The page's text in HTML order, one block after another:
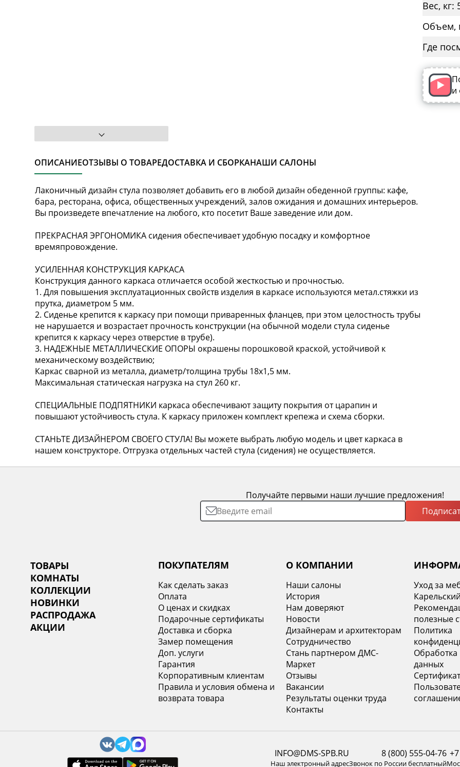
ОПИСАНИЕОТЗЫВЫ О ТОВАРЕДОСТАВКА И СБОРКАНАШИ САЛОНЫ
Лаконичный дизайн стула позволяет добавить его в любой дизайн обеденной группы: кафе,
бара, ресторана, офиса, общественных учреждений, залов ожидания и домашних интерьеров.
Вы произведете впечатление на любого, кто посетит Ваше заведение или дом.
ПРЕКРАСНАЯ ЭРГОНОМИКА сидения обеспечивает удобную посадку и комфортное
времяпровождение.
УСИЛЕННАЯ КОНСТРУКЦИЯ КАРКАСА
Конструкция данного каркаса отличается особой жесткостью и прочностью.
1. Для повышения эксплуатационных свойств изделия в каркасе используются метал.стяжки из
прутка, диаметром 5 мм.
2. Сиденье крепится к каркасу при помощи приваренных фланцев, при этом целостность трубы
не нарушается и возрастает прочность конструкции (на обычной модели стула сиденье
крепится к каркасу через отверстие в трубе).
3. НАДЕЖНЫЕ МЕТАЛЛИЧЕСКИЕ ОПОРЫ окрашены порошковой краской, устойчивой к
механическому воздействию;
Каркас сварной из металла, диаметр/толщина трубы 18х1,5 мм.
Максимальная статическая нагрузка на стул 260 кг.
СПЕЦИАЛЬНЫЕ ПОДПЯТНИКИ каркаса обеспечивают защиту покрытия от царапин и
повышают устойчивость стула. К каркасу приложен комплект крепежа и схема сборки.
СТАНЬТЕ ДИЗАЙНЕРОМ СВОЕГО СТУЛА! Вы можете выбрать любую модель и цвет каркаса в
нашем конструкторе. Отгрузка отдельных частей стула (сидения) не осуществляется.
Вес, кг:
Объем,
Где
и
Получайте первыми наши лучшие предложения!
ТОВАРЫ
КОМНАТЫ
КОЛЛЕКЦИИ
НОВИНКИ
РАСПРОДАЖА
АКЦИИ
ПОКУПАТЕЛЯМ
Как сделать заказ
Оплата
О ценах и скидках
Подарочные сертификаты
Доставка и сборка
Замер помещения
Доп. услуги
Гарантия
Корпоративным клиентам
Правила и условия обмена и
возврата товара
О КОМПАНИИ
Наши салоны
История
Нам доверяют
Новости
Дизайнерам и архитекторам
Сотрудничество
Стань партнером ДМС-
Маркет
Отзывы
Вакансии
Результаты оценки труда
Контакты
Уход за
полезные
Политика
данных
INFO@DMS-SPB.RU
Наш электронный адрес
8 (800) 555-04-76
Звонок по России бесплатный